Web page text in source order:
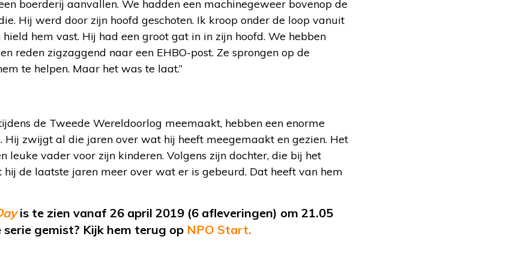
boerderij aanvallen. We hadden een machinegeweer bovenop de
Hij werd door zijn hoofd geschoten. Ik kroop onder de loop vanuit
hem vast. Hij had een groot gat in in zijn hoofd. We hebben
reden zigzaggend naar een EHBO-post. Ze sprongen op de
te helpen. Maar het was te laat.”
de Tweede Wereldoorlog meemaakt, hebben een enorme
Hij zwijgt al die jaren over wat hij heeft meegemaakt en gezien. Het
leuke vader voor zijn kinderen. Volgens zijn dochter, die bij het
de laatste jaren meer over wat er is gebeurd. Dat heeft van hem
is te zien vanaf 26 april 2019 (6 afleveringen) om 21.05
gemist? Kijk hem terug op NPO Start.